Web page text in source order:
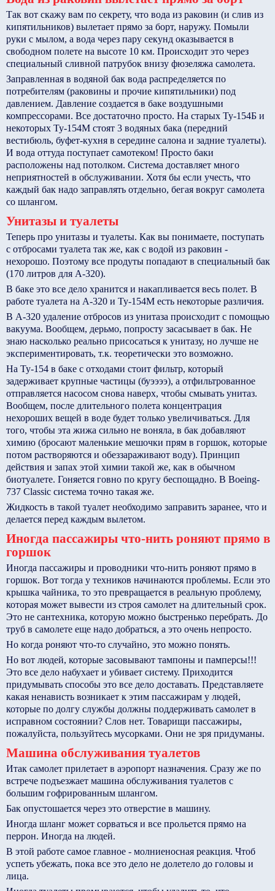
Так вот скажу вам по секрету, что вода из раковин (и слив из
кипятильников) вылетает прямо за борт, наружу. Помыли
руки с мылом, а вода через пару секунд оказывается в
свободном полете на высоте 10 км. Происходит это через
специальный сливной патрубок внизу фюзеляжа самолета.
Заправленная в водяной бак вода распределяется по
потребителям (раковины и прочие кипятильники) под
давлением. Давление создается в баке воздушными
компрессорами. Все достаточно просто. На старых Ту-154Б и
некоторых Ту-154М стоят 3 водяных бака (передний
вестибюль, буфет-кухня в середине салона и задние туалеты).
И вода оттуда поступает самотеком! Просто баки
расположены над потолком. Система доставляет много
неприятностей в обслуживании. Хотя бы если учесть, что
каждый бак надо заправлять отдельно, бегая вокруг самолета
со шлангом.
Унитазы и туалеты
Теперь про унитазы и туалеты. Как вы понимаете, поступать
с отбросами туалета так же, как с водой из раковин -
нехорошо. Поэтому все продуты попадают в специальный бак
(170 литров для А-320).
В баке это все дело хранится и накапливается весь полет. В
работе туалета на А-320 и Ту-154М есть некоторые различия.
В А-320 удаление отбросов из унитаза происходит с помощью
вакуума. Вообщем, дерьмо, попросту засасывает в бак. Не
знаю насколько реально присосаться к унитазу, но лучше не
экспериментировать, т.к. теоретически это возможно.
На Ту-154 в баке с отходами стоит фильтр, который
задерживает крупные частицы (буээээ), а отфильтрованное
отправляется насосом снова наверх, чтобы смывать унитаз.
Вообщем, после длительного полета концентрация
нехороших вещей в воде будет только увеличиваться. Для
того, чтобы эта жижа сильно не воняла, в бак добавляют
химию (бросают маленькие мешочки прям в горшок, которые
потом растворяются и обеззараживают воду). Принцип
действия и запах этой химии такой же, как в обычном
биотуалете. Гоняется говно по кругу беспощадно. В Boeing-
737 Classic система точно такая же.
Жидкость в такой туалет необходимо заправить заранее, что и
делается перед каждым вылетом.
Иногда пассажиры что-нить роняют прямо в
горшок
Иногда пассажиры и проводники что-нить роняют прямо в
горшок. Вот тогда у техников начинаются проблемы. Если это
крышка чайника, то это превращается в реальную проблему,
которая может вывести из строя самолет на длительный срок.
Это не сантехника, которую можно быстренько перебрать. До
труб в самолете еще надо добраться, а это очень непросто.
Но когда роняют что-то случайно, это можно понять.
Но вот людей, которые засовывают тампоны и памперсы!!!
Это все дело набухает и убивает систему. Приходится
придумывать способы это все дело доставать. Представляете
какая ненависть возникает к этим пассажирам у людей,
которые по долгу службы должны поддерживать самолет в
исправном состоянии? Слов нет. Товарищи пассажиры,
пожалуйста, пользуйтесь мусорками. Они не зря придуманы.
Машина обслуживания туалетов
Итак самолет прилетает в аэропорт назначения. Сразу же по
встрече подъезжает машина обслуживания туалетов с
большим гофрированным шлангом.
Бак опустошается через это отверстие в машину.
Иногда шланг может сорваться и все прольется прямо на
перрон. Иногда на людей.
В этой работе самое главное - молниеносная реакция. Чтоб
успеть убежать, пока все это дело не долетело до головы и
лица.